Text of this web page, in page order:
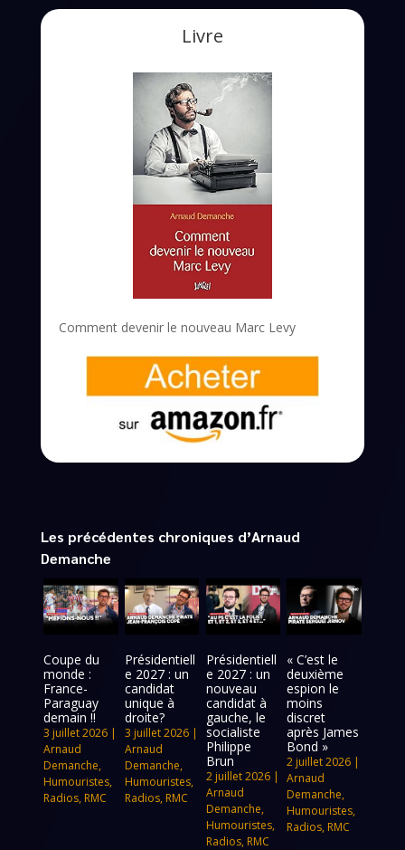
Livre
Comment devenir le nouveau Marc Levy
Les précédentes chroniques d’Arnaud
Demanche
Coupe du
monde :
France-
Paraguay
demain !!
3 juillet 2026 |
Arnaud
Demanche,
Humouristes,
Radios, RMC
Présidentiell
e 2027 : un
candidat
unique à
droite?
3 juillet 2026|
Arnaud
Demanche,
Humouristes,
Radios, RMC
Présidentiell
e 2027 : un
nouveau
candidat à
gauche, le
socialiste
Philippe
Brun
2 juillet 2026|
Arnaud
Demanche,
Humouristes,
Radios, RMC
« C’est le
deuxième
espion le
moins
discret
après James
Bond »
2 juillet 2026 |
Arnaud
Demanche,
Humouristes,
Radios, RMC